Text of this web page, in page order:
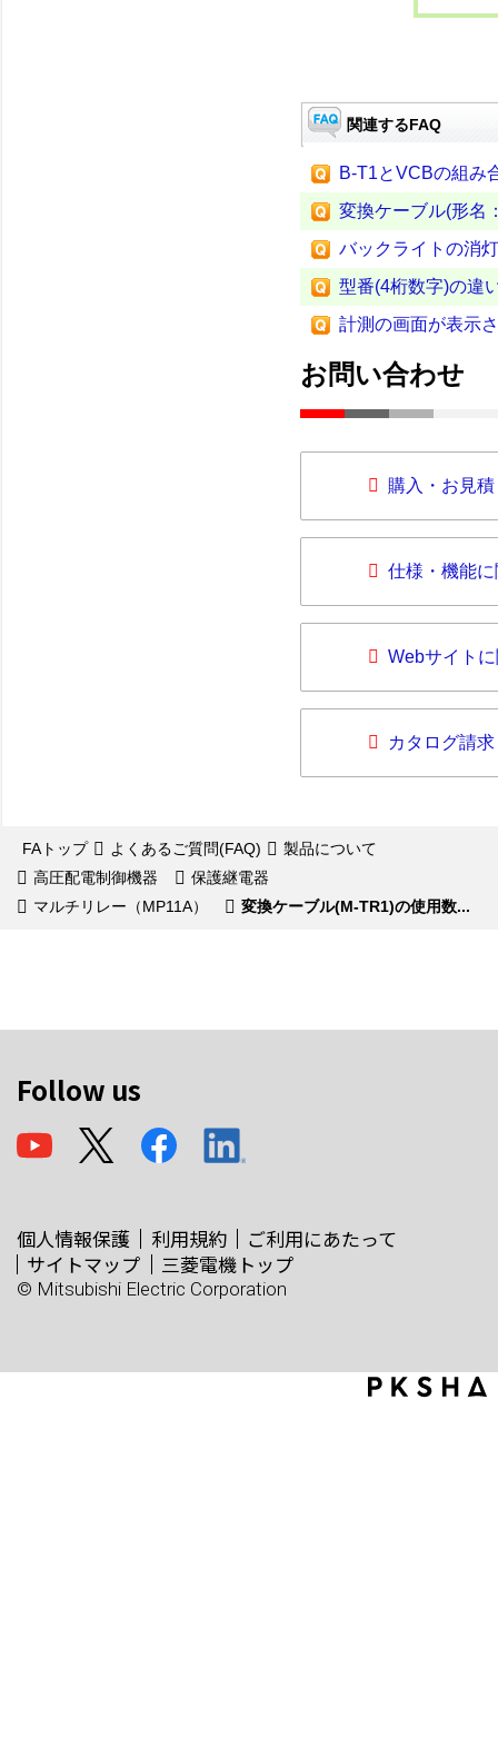
関連するFAQ
B-T1とVCBの組み
変換ケーブル(形名
バックライトの消
型番(4桁数字)の違
計測の画面が表示
お問い合わせ
購入・お見
仕様・機能
Webサイト
カタログ請求
FAトップ よくあるご質問(FAQ)
製品について
高圧配電制御機器
保護継電器
マルチリレー（MP11A）
変換ケーブル(M-TR1)の使用数...
Follow us
個人情報保護 利用規約
ご利用にあたって
サイトマップ
三菱電機トップ
© Mitsubishi Electric Corporation